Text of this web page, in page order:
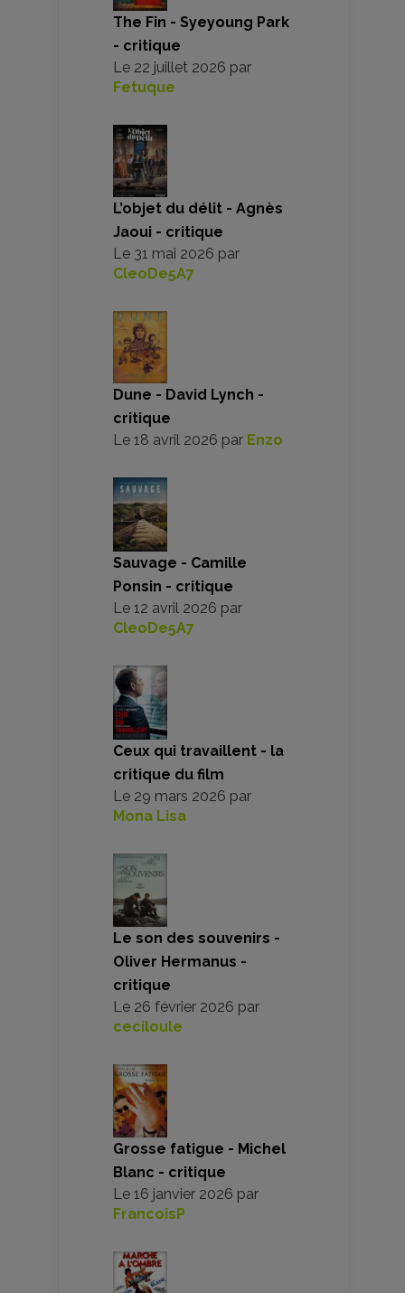
The Fin - Syeyoung Park
- critique
Le 22 juillet 2026 par
Fetuque
L’objet du délit - Agnès
Jaoui - critique
Le 31 mai 2026 par
CleoDe5A7
Dune - David Lynch -
critique
Le 18 avril 2026 par Enzo
Sauvage - Camille
Ponsin - critique
Le 12 avril 2026 par
CleoDe5A7
Ceux qui travaillent - la
critique du film
Le 29 mars 2026 par
Mona Lisa
Le son des souvenirs -
Oliver Hermanus -
critique
Le 26 février 2026 par
ceciloule
Grosse fatigue - Michel
Blanc - critique
Le 16 janvier 2026 par
FrancoisP